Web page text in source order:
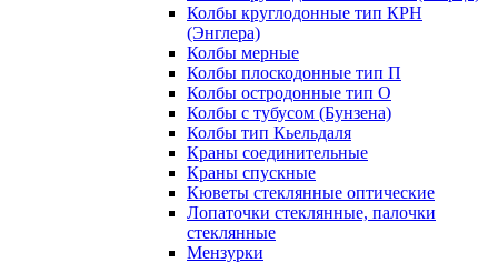
Колбы круглодонные тип КРН
(Энглера)
Колбы мерные
Колбы плоскодонные тип П
Колбы остродонные тип О
Колбы с тубусом (Бунзена)
Колбы тип Кьельдаля
Краны соединительные
Краны спускные
Кюветы стеклянные оптические
Лопаточки стеклянные, палочки
стеклянные
Мензурки